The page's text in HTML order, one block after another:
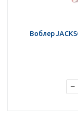
Воблер